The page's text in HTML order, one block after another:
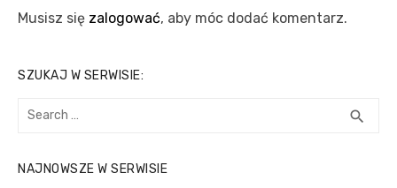
Musisz się zalogować, aby móc dodać komentarz.
SZUKAJ W SERWISIE:
Search
search
NAJNOWSZE W SERWISIE